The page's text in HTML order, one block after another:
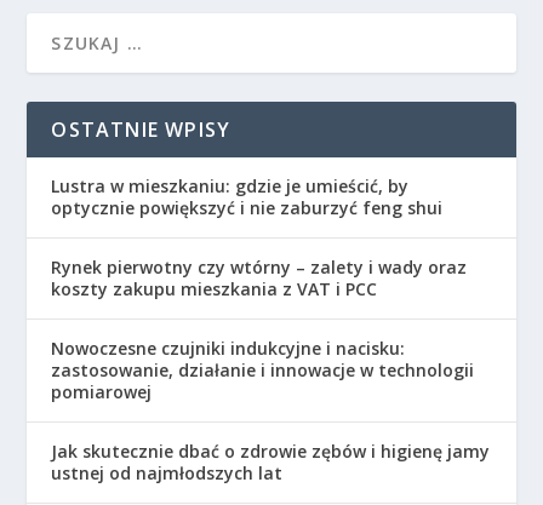
OSTATNIE WPISY
Lustra w mieszkaniu: gdzie je umieścić, by
optycznie powiększyć i nie zaburzyć feng shui
Rynek pierwotny czy wtórny – zalety i wady oraz
koszty zakupu mieszkania z VAT i PCC
Nowoczesne czujniki indukcyjne i nacisku:
zastosowanie, działanie i innowacje w technologii
pomiarowej
Jak skutecznie dbać o zdrowie zębów i higienę jamy
ustnej od najmłodszych lat